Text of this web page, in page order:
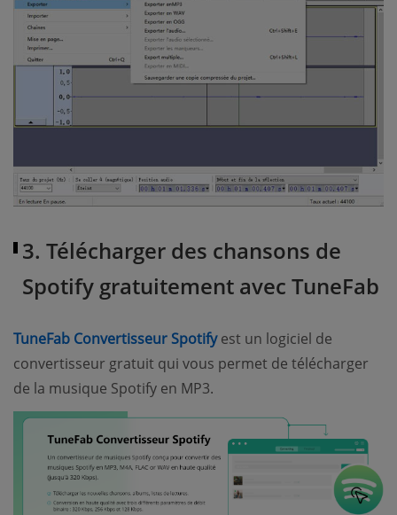
3. Télécharger des chansons de
Spotify gratuitement avec TuneFab
TuneFab Convertisseur Spotifyest un logiciel de
convertisseur gratuit qui vous permet de télécharger
de la musique Spotify en MP3.